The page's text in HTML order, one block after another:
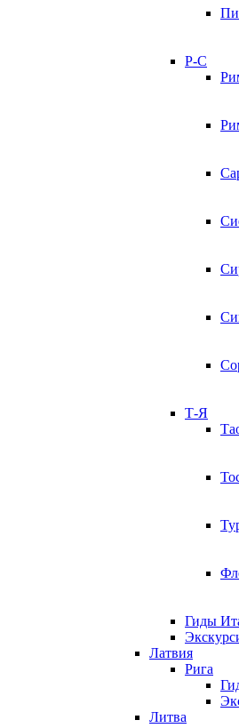
Р-С
Т-Я
Гиды
Латвия
Рига
Литва